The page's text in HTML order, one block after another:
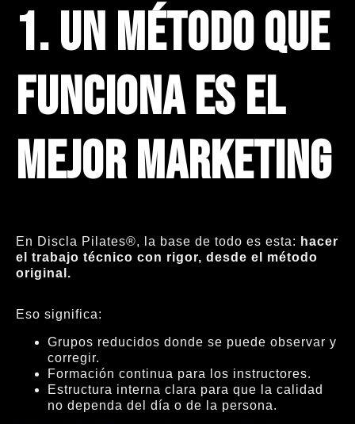
1. Un método que
funciona es el
mejor marketing
En Discla Pilates®, la base de todo es esta: hacer
el trabajo técnico con rigor, desde el método
original.
Eso significa:
Grupos reducidos donde se puede observar y
corregir.
Formación continua para los instructores.
Estructura interna clara para que la calidad
no dependa del día o de la persona.